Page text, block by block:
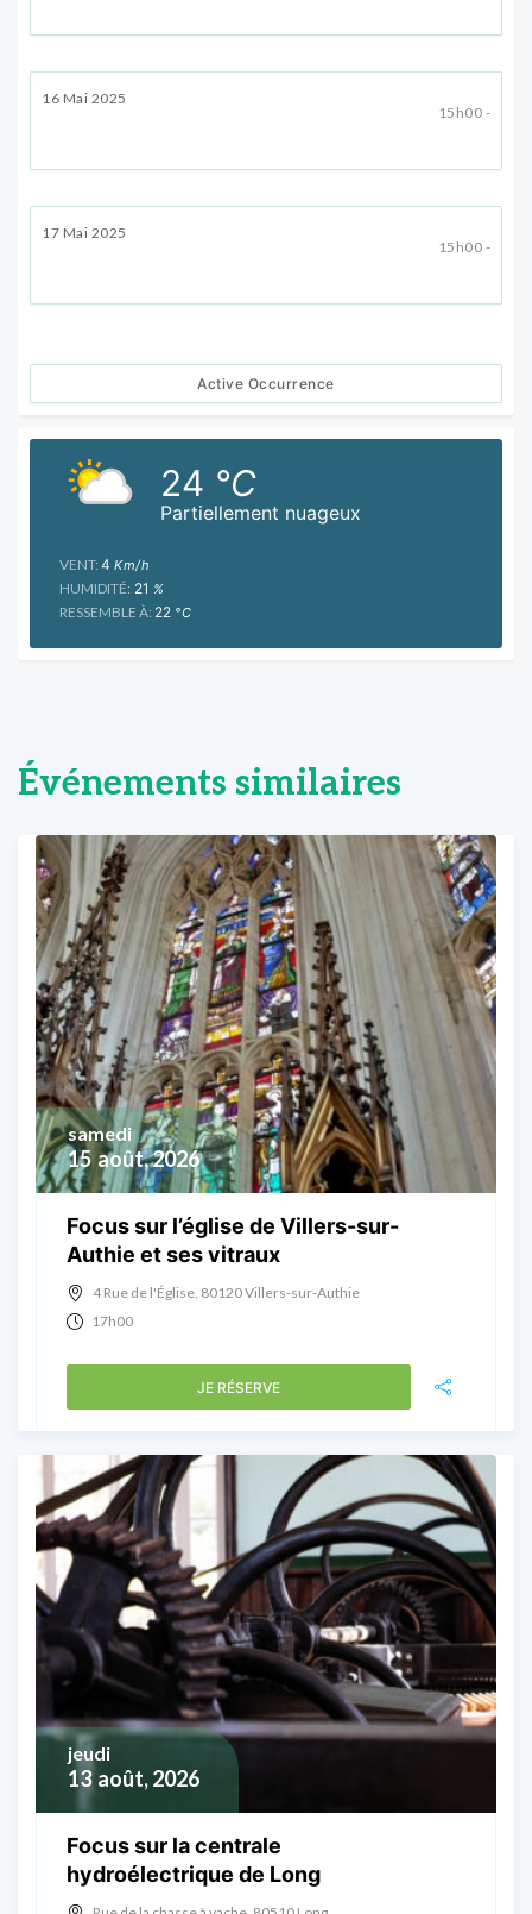
16 Mai 2025
15h00 -
17 Mai 2025
15h00 -
Active Occurrence
Partiellement nuageux
24 °C
VENT: 4 Km/h
HUMIDITÉ: 21 %
RESSEMBLE À: 22 °C
Événements similaires
15 août, 2026
samedi
Focus sur l’église de Villers-sur-
Authie et ses vitraux
4 Rue de l'Église, 80120 Villers-sur-Authie
17h00
JE RÉSERVE
13 août, 2026
jeudi
Focus sur la centrale
hydroélectrique de Long